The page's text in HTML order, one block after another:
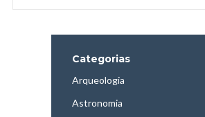
Categorias
Arqueologia
Astronomia